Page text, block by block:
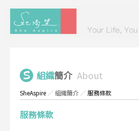
組織簡介 About
SheAspire ／組織簡介 ／服務條款
服務條款